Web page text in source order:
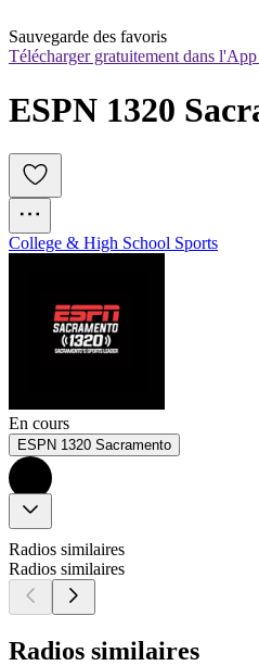
Sauvegarde des favoris
Télécharger gratuitement dans
ESPN 1320
College & High School Sports
En cours
ESPN 1320 Sacramento
Radios similaires
Radios similaires
Radios similaires